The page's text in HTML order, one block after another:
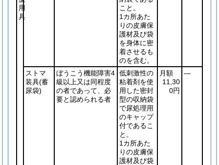
用
具
こと。
1カ所あた
りの皮膚保
護材及び袋
を身体に密
着させるも
のを含む。
ストマ
装具(蓄
尿袋)
ぼうこう機能障害4
級以上又は同程度
の者であって、必
要と認められる者
低刺激性の
粘着剤を使
用した密封
型の収納袋
で尿処理用
のキャップ
付であるこ
と。
1カ所あた
りの皮膚保
護材及び袋
月額
11,30
0円
―